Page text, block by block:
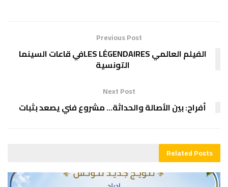
Previous Post
الفيلم العالمي LES LÉGENDAIRESفي قاعات السينما
التونسية
Next Post
أفراح: بين الأصالة والحداثة… مشروع فني يصعد بثبات
RelatedPosts